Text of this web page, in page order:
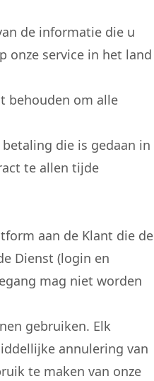
de informatie die u
onze service in het land
behouden om alle
die is gedaan in
te allen tijde
aan de Klant die de
Dienst (login en
mag niet worden
gebruiken. Elk
annulering van
te maken van onze